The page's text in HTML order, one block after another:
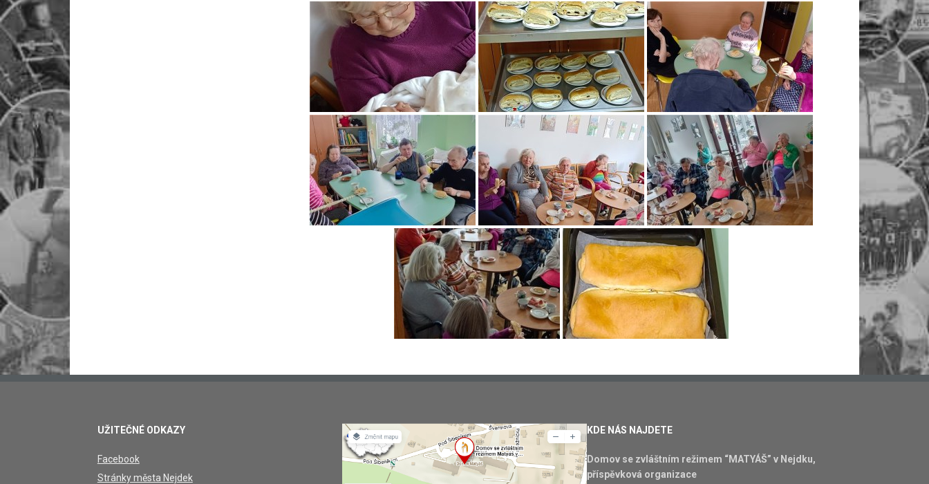
UŽITEČNÉ ODKAZY
Facebook
Stránky města Nejdek
KDE NÁS NAJDETE
Domov se zvláštním režimem “MATYÁŠ” v Nejdku,
příspěvková organizace